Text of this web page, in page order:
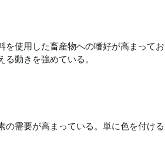
使用した畜産物への嗜好が高まって
動きを強めている。
需要が高まっている。単に色を付け